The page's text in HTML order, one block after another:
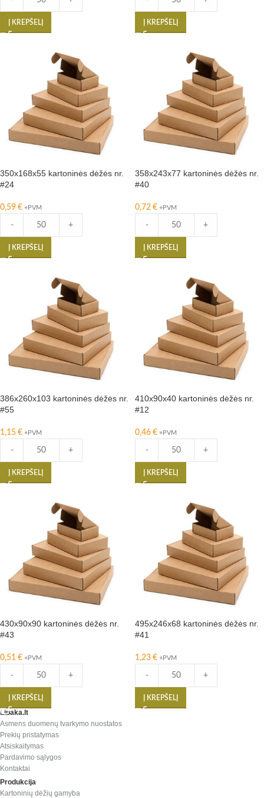
Į KREPŠELĮ Į KREPŠELĮ
350x168x55 kartoninės dėžės nr.
#24
0,59 € +PVM
- +
Į KREPŠELĮ
358x243x77 kartoninės dėžės nr.
#40
0,72 € +PVM
- +
Į KREPŠELĮ
386x260x103 kartoninės dėžės nr.
#55
1,15 € +PVM
- +
Į KREPŠELĮ
410x90x40 kartoninės dėžės nr.
#12
0,46 € +PVM
- +
Į KREPŠELĮ
430x90x90 kartoninės dėžės nr.
#43
0,51 € +PVM
- +
Į KREPŠELĮ
495x246x68 kartoninės dėžės nr.
#41
1,23 € +PVM
- +
Į KREPŠELĮ
Lipaka.lt
Asmens duomenų tvarkymo nuostatos
Prekių pristatymas
Atsiskaitymas
Pardavimo sąlygos
Kontaktai
Produkcija
Kartoninių dėžių gamyba